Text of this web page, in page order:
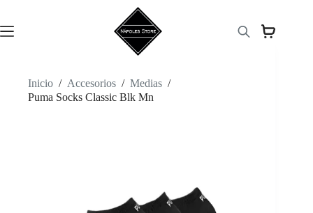
contenido
Inicio / Accesorios / Medias /
Puma Socks Classic Blk Mn